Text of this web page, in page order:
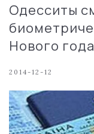
Одесситы
Нового года
2014-12-12